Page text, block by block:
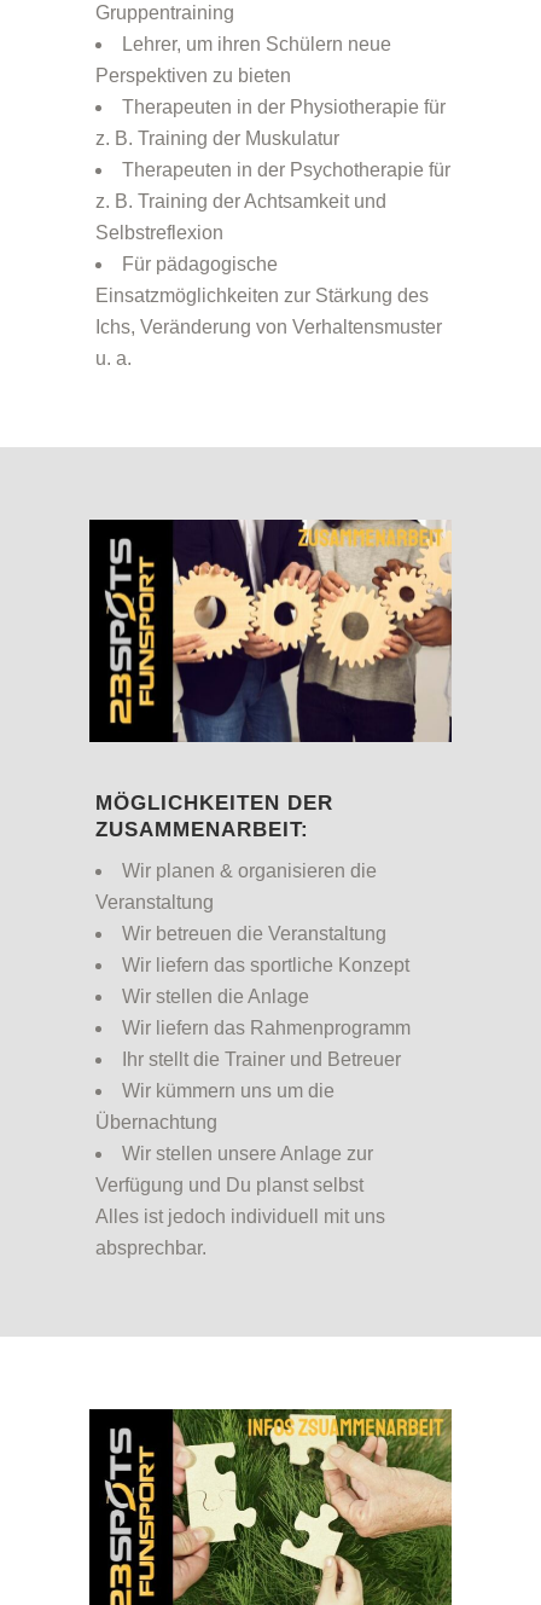
Gruppentraining
Lehrer, um ihren Schülern neue
Perspektiven zu bieten
Therapeuten in der Physiotherapie für
z. B. Training der Muskulatur
Therapeuten in der Psychotherapie für
z. B. Training der Achtsamkeit und
Selbstreflexion
Für pädagogische
Einsatzmöglichkeiten zur Stärkung des
Ichs, Veränderung von Verhaltensmuster
u. a.
MÖGLICHKEITEN DER
ZUSAMMENARBEIT:
Wir planen & organisieren die
Veranstaltung
Wir betreuen die Veranstaltung
Wir liefern das sportliche Konzept
Wir stellen die Anlage
Wir liefern das Rahmenprogramm
Ihr stellt die Trainer und Betreuer
Wir kümmern uns um die
Übernachtung
Wir stellen unsere Anlage zur
Verfügung und Du planst selbst
Alles ist jedoch individuell mit uns
absprechbar.